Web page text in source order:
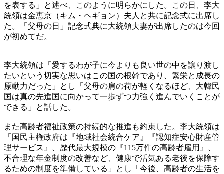
を表する」と述べ、このように明らかにした。この日、李大
統領は金恵京（キム・ヘギョン）夫人と共に記念式に出席し
た。「父母の日」記念式典に大統領夫妻が出席したのは今回
が初めてだ。
李大統領は「愛するわが子に今よりも良い世の中を譲り渡し
たいという切実な思いはこの国の根幹であり、繁栄と成長の
原動力だった」とし「父母の肩の荷が軽くなるほど、大韓民
国は真の先進国に向かって一歩ずつ力強く進んでいくことが
できる」と話した。
また高齢者福祉政策の持続的な推進も約束した。李大統領は
「国民主権政府は『地域社会統合ケア』『認知症安心財産管
理サービス』、歴代最大規模の『115万件の高齢者雇用』、
不合理な年金制度の改善など、健康で活気ある老後を保障す
るための制度を準備している」とし「今後、高齢者の生活を